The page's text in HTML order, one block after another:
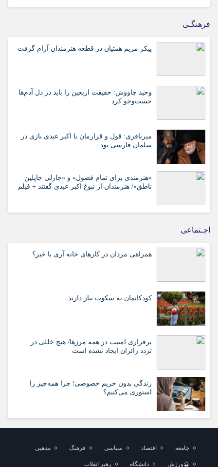
فرهنگـی
پیکر مریم همتیان در قطعه هنرمندان آرام گرفت
وحید چاووش: حقیقت اربعین را باید در دل آدم‌ها
جست‌وجو کرد
میرباقری: قول و قرارمان با اکبر عبدی بازی در
سلمان فارسی بود
«هنرمندی برای تمام فصول» و «چارلی چاپلین
ناطق»/ هنرمندان از نبوغ اکبر عبدی گفتند + فیلم
اجـتماعی
همراهی مردان در کارهای خانه آری یا خیر؟
کودکانمان به سکوت نیاز دارند
برقراری امنیت در همه مرزها/ هیچ‌ خللی در
تردد زائران ایجاد نشده است
زندگی بدون حریم خصوصی؛ چرا همه‌چیز را
استوری می‌کنیم؟
جامعه اقتصاد سیاسی فرهنگ مذهبی
🔮ورزش دانشگاه رهبر انقلاب